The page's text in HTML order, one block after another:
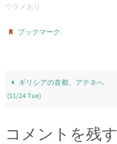
ウラメあり
ブックマーク.
ギリシアの首都、アテネへ
(11/24 Tue)
コメントを残す